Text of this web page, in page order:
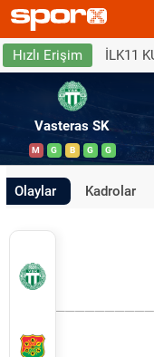
Hızlı Erişim İLK11
Vasteras SK
M G B G G
Olaylar Kadrolar